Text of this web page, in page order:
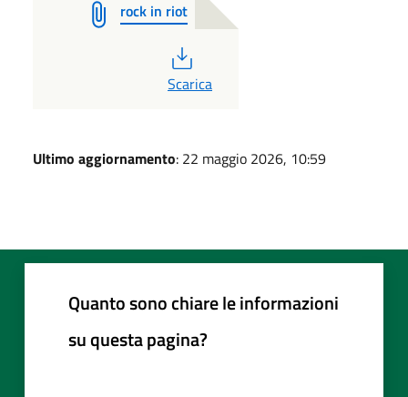
rock in riot
PDF
Scarica
Ultimo aggiornamento: 22 maggio 2026, 10:59
Quanto sono chiare le informazioni
su questa pagina?